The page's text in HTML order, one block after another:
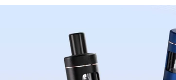
Toutes les Résistances
coils, têtes d’atomiseurs,
Un problème, une question ?
Quel kit de cigarette choisir ?
Quel E-liquide choisir ?